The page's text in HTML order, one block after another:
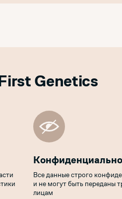
Genetics
Все данные строго
и не могут быть переданы
лицам